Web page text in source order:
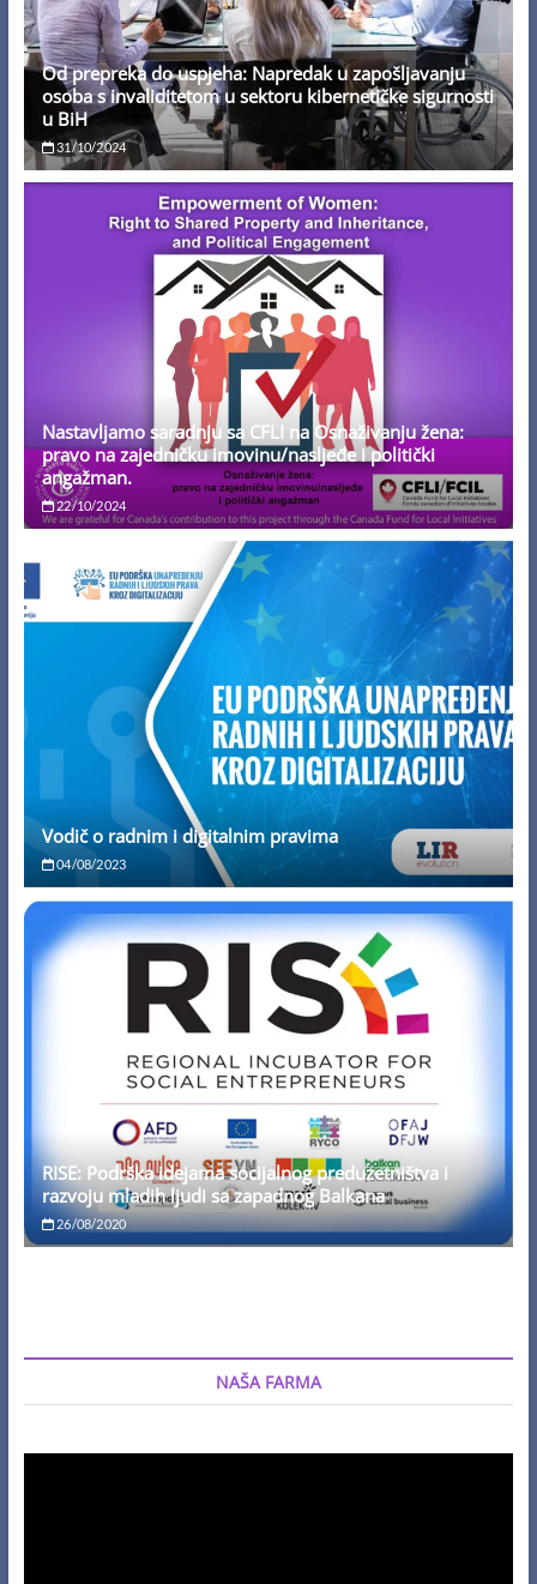
Od prepreka do uspjeha: Napredak u zapošljavanju
osoba s invaliditetom u sektoru kibernetičke sigurnosti
u BiH
31/10/2024
Nastavljamo saradnju sa CFLI na Osnaživanju žena:
pravo na zajedničku imovinu/nasljeđe i politički
angažman.
22/10/2024
Vodič o radnim i digitalnim pravima
04/08/2023
RISE: Podrška idejama socijalnog preduzetništva i
razvoju mladih ljudi sa zapadnog Balkana
26/08/2020
NAŠA FARMA